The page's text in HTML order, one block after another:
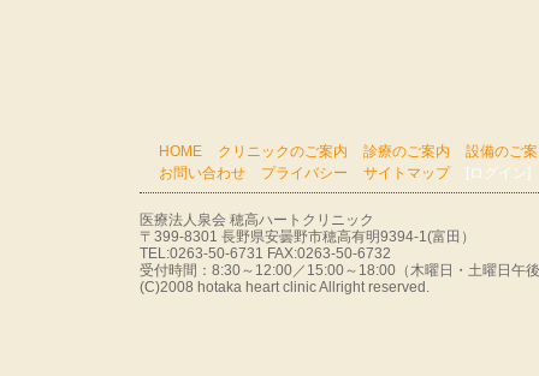
HOME クリニックのご案内 診療のご案内
設備のご
お問い合わせ
プライバシー サイトマップ [ログイン]
医療法人泉会 穂高ハートクリニック
〒399-8301 長野県安曇野市穂高有明9394-1(富田）
TEL:0263-50-6731 FAX:0263-50-6732
受付時間：8:30～12:00／15:00～18:00（木曜日・土曜日午
(C)2008 hotaka heart clinic Allright reserved.